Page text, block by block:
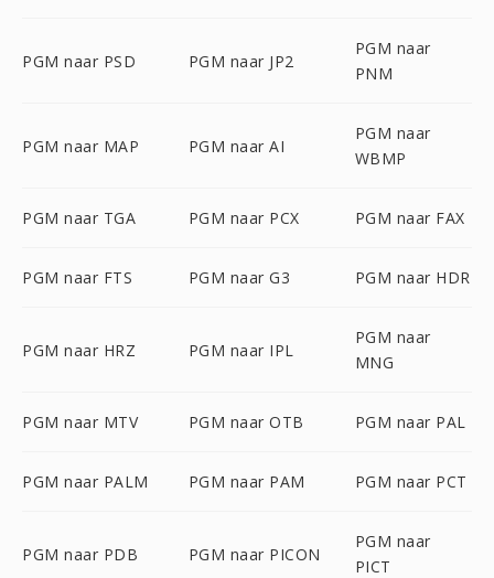
PGM naar PSD PGM naar JP2
PGM naar
PNM
PGM naar MAP PGM naar AI
PGM naar
WBMP
PGM naar TGA PGM naar PCX PGM naar FAX
PGM naar FTS PGM naar G3 PGM naar HDR
PGM naar HRZ PGM naar IPL
PGM naar
MNG
PGM naar MTV PGM naar OTB PGM naar PAL
PGM naar PALM PGM naar PAM PGM naar PCT
PGM naar PDB PGM naar PICON
PGM naar
PICT